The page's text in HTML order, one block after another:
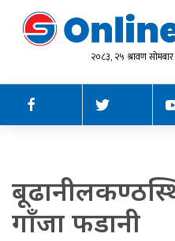
२०८३, २५ श्रावण
गाँजा फडानी